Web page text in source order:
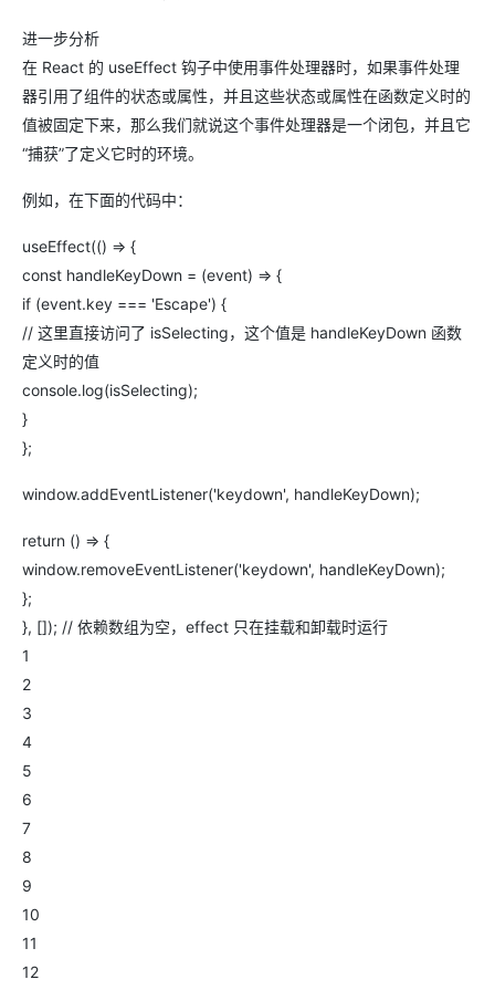
进一步分析
在 React 的 useEffect 钩子中使用事件处理器时，如果事件处理
器引用了组件的状态或属性，并且这些状态或属性在函数定义时的
值被固定下来，那么我们就说这个事件处理器是一个闭包，并且它
“捕获”了定义它时的环境。
例如，在下面的代码中：
useEffect(() => {
const handleKeyDown = (event) => {
if (event.key === 'Escape') {
// 这里直接访问了 isSelecting，这个值是 handleKeyDown 函数
定义时的值
console.log(isSelecting);
}
};
window.addEventListener('keydown', handleKeyDown);
return () => {
window.removeEventListener('keydown', handleKeyDown);
};
}, []); // 依赖数组为空，effect 只在挂载和卸载时运行
1
2
3
4
5
6
7
8
9
10
11
12